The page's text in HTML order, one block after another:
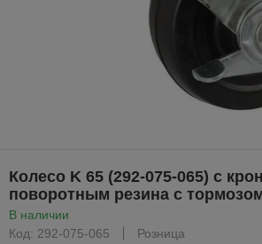
Колесо K 65 (292-075-065) с
поворотным резина с
В наличии
Код: 292-075-065
Розница